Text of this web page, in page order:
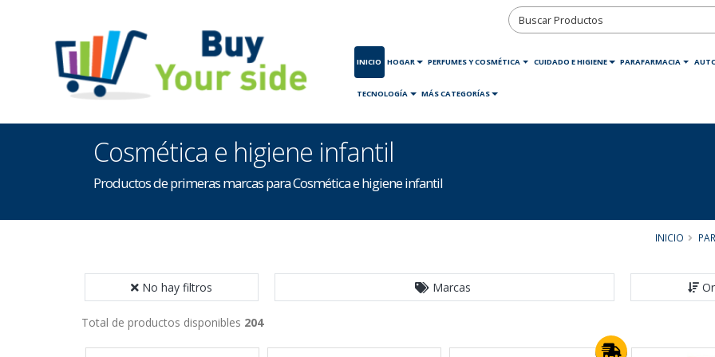
INICIO HOGAR PERFUMES Y COSMÉTICA CUIDADO E HIGIENE PARAFARMACIA
TECNOLOGÍA MÁS CATEGORÍAS
Cosmética e higiene infantil
Productos de primeras marcas para Cosmética e higiene infantil
INICIO
No hay filtros Marcas
Total de productos disponibles 204